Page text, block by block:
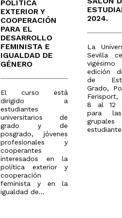
POLÍTICA
EXTERIOR Y
COOPERACIÓN
PARA EL
DESARROLLO
FEMINISTA E
IGUALDAD DE
GÉNERO
El curso está
dirigido a
estudiantes
universitarios de
grado y de
posgrado, jóvenes
profesionales y
cooperantes
interesados en la
política exterior y
cooperación
feminista y en la
igualdad de...
2024.
La
Sevilla
edición
de
Grado,
8 al 12
para